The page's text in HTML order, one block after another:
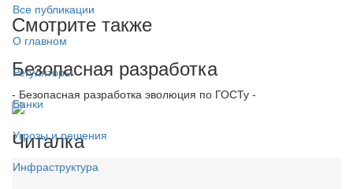
Все публикации
О главном
Регуляторы
Банки
Угрозы и решения
Инфраструктура
Смотрите также
Безопасная разработка
- Безопасная разработка эволюция по ГОСТу -
Читалка